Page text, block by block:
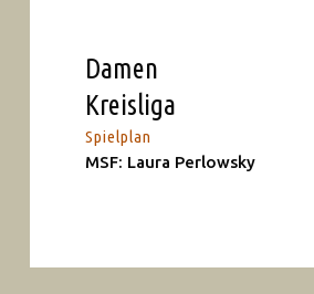
Damen
Kreisliga
Spielplan
MSF: Laura Perlowsky